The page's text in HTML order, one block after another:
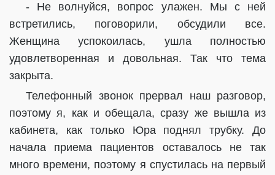
- Не волнуйся, вопрос улажен. Мы с ней
встретились, поговорили, обсудили все.
Женщина успокоилась, ушла полностью
удовлетворенная и довольная. Так что тема
закрыта.
Телефонный звонок прервал наш разговор,
поэтому я, как и обещала, сразу же вышла из
кабинета, как только Юра поднял трубку. До
начала приема пациентов оставалось не так
много времени, поэтому я спустилась на первый